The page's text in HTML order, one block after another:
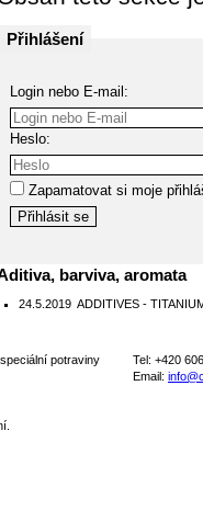
Přihlášení
Login nebo E-mail:
Heslo:
Zapamatovat si moje
barviva, aromata
24.5.2019 ADDITIVES -
potraviny
Tel: +420
Email: